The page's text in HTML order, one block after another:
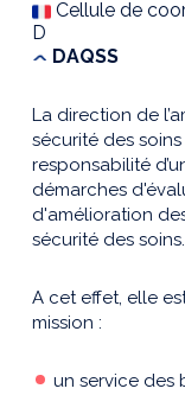
Cellule de
D
DAQSS
La direction de
sécurité des
responsabilité
démarches
d'amélioration
sécurité des soins.
A cet effet, elle
mission :
un service des